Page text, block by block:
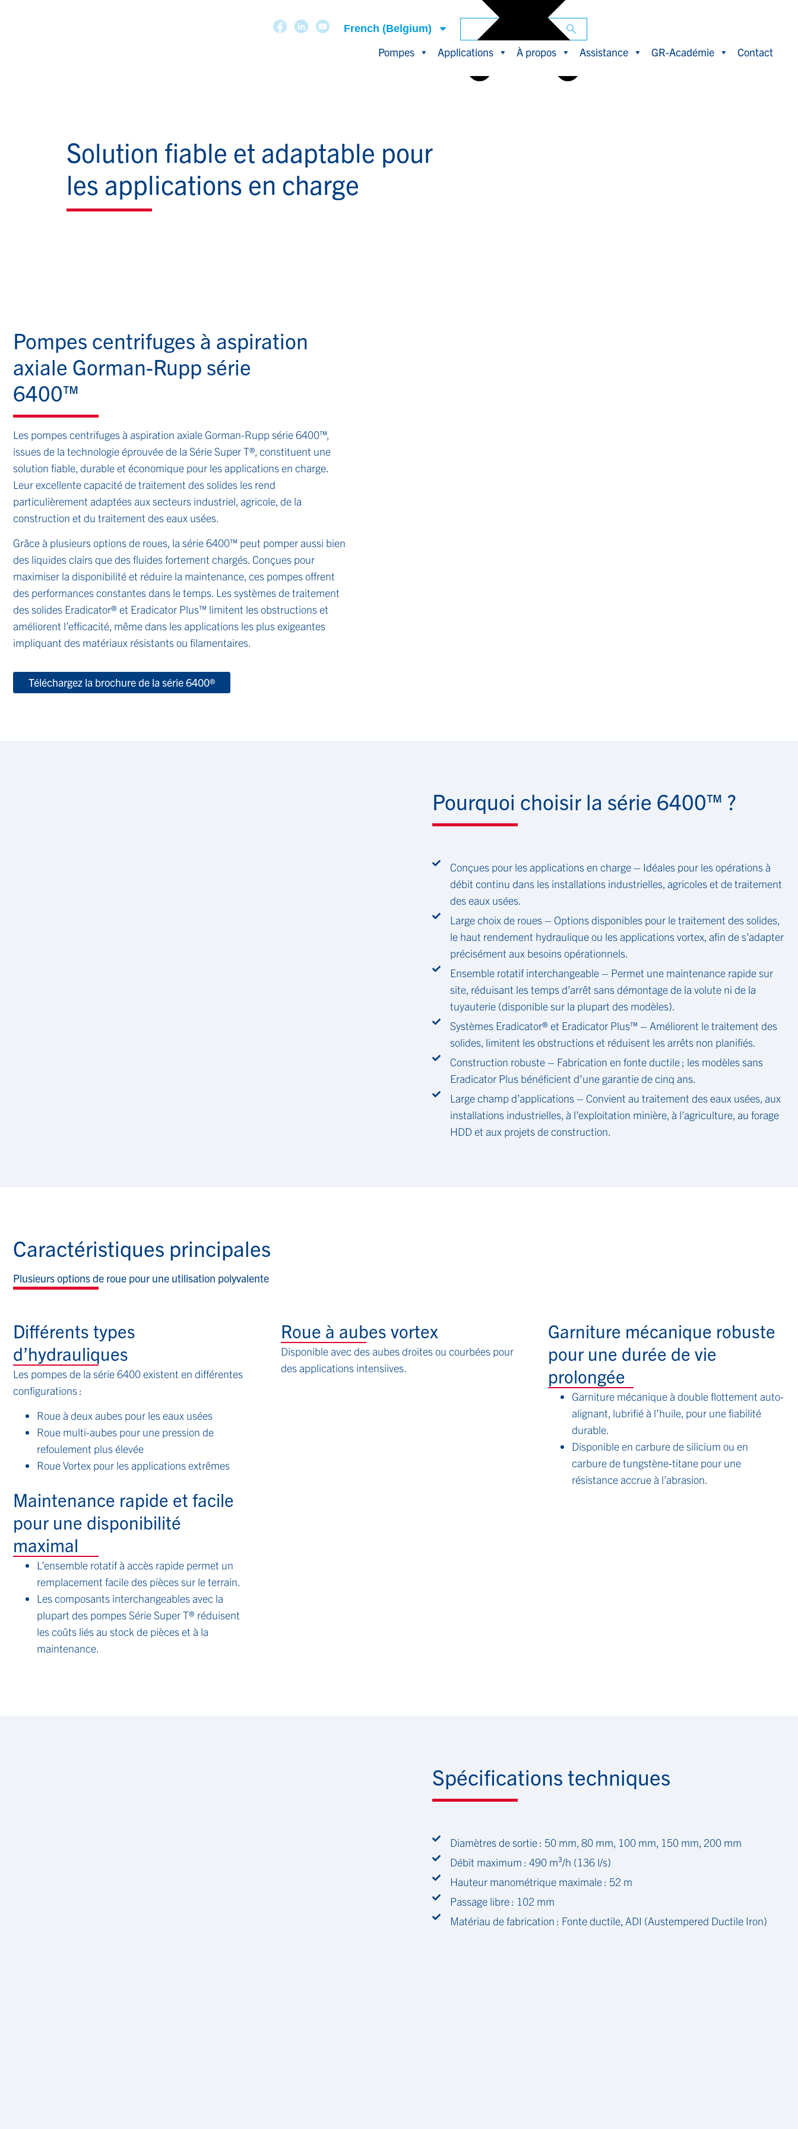
French (Belgium)
Pompes Applications À propos Assistance GR-Académie Contact
Solution fiable et adaptable pour
les applications en charge
Pompes centrifuges à aspiration
axiale Gorman-Rupp série
6400™
Les pompes centrifuges à aspiration axiale Gorman-Rupp série 6400™,
issues de la technologie éprouvée de la Série Super T®, constituent une
solution fiable, durable et économique pour les applications en charge.
Leur excellente capacité de traitement des solides les rend
particulièrement adaptées aux secteurs industriel, agricole, de la
construction et du traitement des eaux usées.
Grâce à plusieurs options de roues, la série 6400™ peut pomper aussi bien
des liquides clairs que des fluides fortement chargés. Conçues pour
maximiser la disponibilité et réduire la maintenance, ces pompes offrent
des performances constantes dans le temps. Les systèmes de traitement
des solides Eradicator® et Eradicator Plus™ limitent les obstructions et
améliorent l’efficacité, même dans les applications les plus exigeantes
impliquant des matériaux résistants ou filamentaires.
Téléchargez la brochure de la série 6400®
Pourquoi choisir la série 6400™ ?
Conçues pour les applications en charge – Idéales pour les opérations à
débit continu dans les installations industrielles, agricoles et de traitement
des eaux usées.
Large choix de roues – Options disponibles pour le traitement des solides,
le haut rendement hydraulique ou les applications vortex, afin de s’adapter
précisément aux besoins opérationnels.
Ensemble rotatif interchangeable – Permet une maintenance rapide sur
site, réduisant les temps d’arrêt sans démontage de la volute ni de la
tuyauterie (disponible sur la plupart des modèles).
Systèmes Eradicator® et Eradicator Plus™ – Améliorent le traitement des
solides, limitent les obstructions et réduisent les arrêts non planifiés.
Construction robuste – Fabrication en fonte ductile ; les modèles sans
Eradicator Plus bénéficient d’une garantie de cinq ans.
Large champ d’applications – Convient au traitement des eaux usées, aux
installations industrielles, à l’exploitation minière, à l’agriculture, au forage
HDD et aux projets de construction.
Caractéristiques principales
Plusieurs options de roue pour une utilisation polyvalente
Différents types
d’hydrauliques
Les pompes de la série 6400 existent en différentes
configurations :
Roue à deux aubes pour les eaux usées
Roue multi-aubes pour une pression de
refoulement plus élevée
Roue Vortex pour les applications extrêmes
Roue à aubes vortex
Disponible avec des aubes droites ou courbées pour
des applications intensiives.
Garniture mécanique robuste
pour une durée de vie
prolongée
Garniture mécanique à double flottement auto-
alignant, lubrifié à l’huile, pour une fiabilité
durable.
Disponible en carbure de silicium ou en
carbure de tungstène-titane pour une
résistance accrue à l’abrasion.
Maintenance rapide et facile
pour une disponibilité
maximal
L’ensemble rotatif à accès rapide permet un
remplacement facile des pièces sur le terrain.
Les composants interchangeables avec la
plupart des pompes Série Super T® réduisent
les coûts liés au stock de pièces et à la
maintenance.
Spécifications techniques
Diamètres de sortie : 50 mm, 80 mm, 100 mm, 150 mm, 200 mm
Débit maximum : 490 m³/h (136 l/s)
Hauteur manométrique maximale : 52 m
Passage libre : 102 mm
Matériau de fabrication : Fonte ductile, ADI (Austempered Ductile Iron)